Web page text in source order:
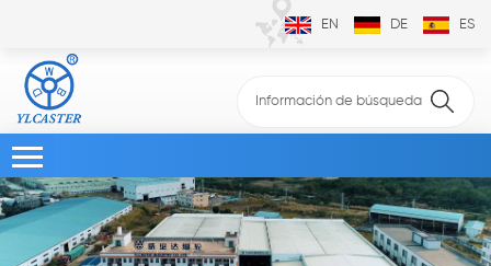
EN DE ES